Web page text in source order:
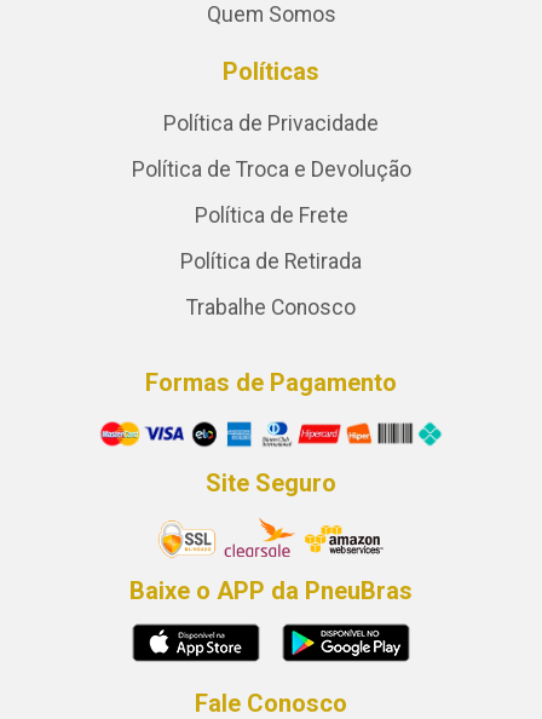
Quem Somos
Políticas
Política de Privacidade
Política de Troca e Devolução
Política de Frete
Política de Retirada
Trabalhe Conosco
Formas de Pagamento
Site Seguro
Baixe o APP da PneuBras
Fale Conosco